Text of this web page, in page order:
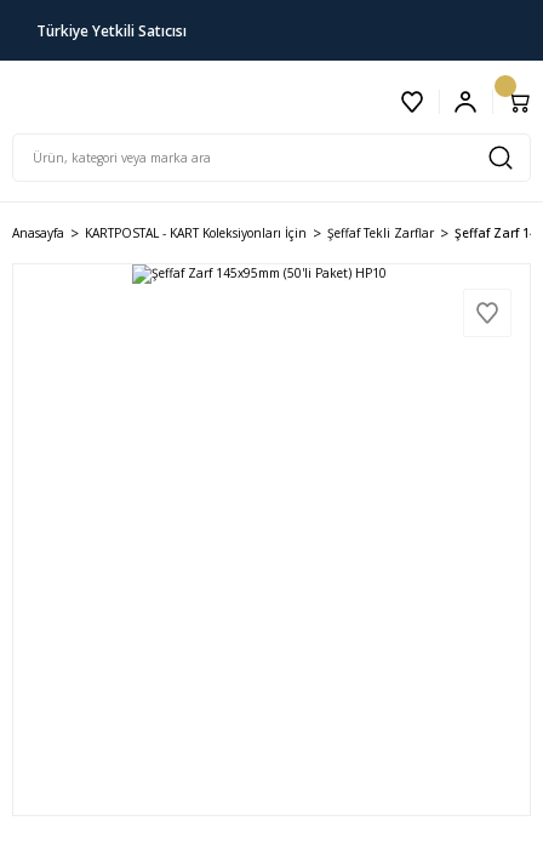
Türkiye Yetkili Satıcısı
Anasayfa KARTPOSTAL - KART Koleksiyonları İçin Şeffaf Tekli Zarflar Şeffaf Zarf